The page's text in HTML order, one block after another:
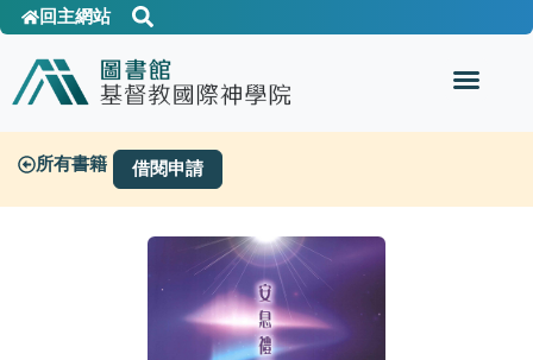
回主網站
所有書籍 借閱申請